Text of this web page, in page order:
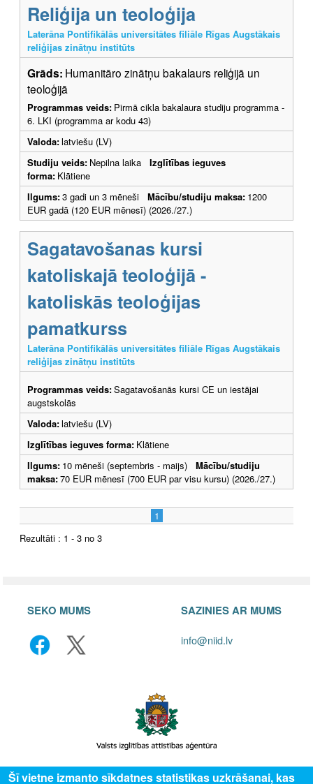
Reliģija un teoloģija
Laterāna Pontifikālās universitātes filiāle Rīgas Augstākais
reliģijas zinātņu institūts
Grāds: Humanitāro zinātņu bakalaurs reliģijā un
teoloģijā
Programmas veids: Pirmā cikla bakalaura studiju programma -
6. LKI (programma ar kodu 43)
Valoda:latviešu (LV)
Studiju veids: Nepilna laika Izglītības ieguves
forma: Klātiene
Ilgums:3 gadi un 3 mēneši Mācību/studiju maksa: 1200
EUR gadā (120 EUR mēnesī) (2026./27.)
Sagatavošanas kursi
katoliskajā teoloģijā -
katoliskās teoloģijas
pamatkurss
Laterāna Pontifikālās universitātes filiāle Rīgas Augstākais
reliģijas zinātņu institūts
Programmas veids:Sagatavošanās kursi CE un iestājai
augstskolās
Valoda:latviešu (LV)
Izglītības ieguves forma: Klātiene
Ilgums: 10 mēneši (septembris - maijs) Mācību/studiju
maksa:70 EUR mēnesī (700 EUR par visu kursu) (2026./27.)
1
Rezultāti : 1 - 3 no 3
SEKO MUMS SAZINIES AR MUMS
info@niid.lv
Šī vietne izmanto sīkdatnes statistikas uzkrāšanai, kas